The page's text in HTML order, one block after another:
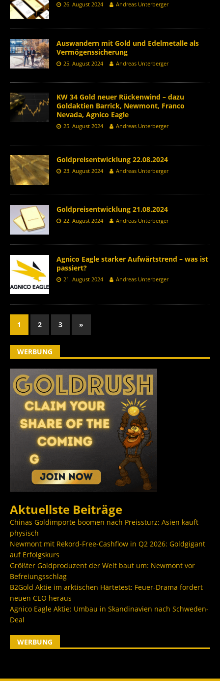
26. August 2024 Andreas Unterberger
Auswandern mit Gold und Edelmetalle als
Vermögenssicherung
25. August 2024 Andreas Unterberger
KW 34 Gold neuer Rückenwind – dazu
Goldaktien Barrick, Newmont, Franco
Nevada, Agnico Eagle
25. August 2024 Andreas Unterberger
Goldpreisentwicklung 22.08.2024
23. August 2024 Andreas Unterberger
Goldpreisentwicklung 21.08.2024
22. August 2024 Andreas Unterberger
Agnico Eagle starker Aufwärtstrend – was ist
passiert?
21. August 2024 Andreas Unterberger
1 2 3 »
WERBUNG
Aktuellste Beiträge
Chinas Goldimporte boomen nach Preissturz: Asien kauft
physisch
Newmont mit Rekord-Free-Cashflow in Q2 2026: Goldgigant
auf Erfolgskurs
Größter Goldproduzent der Welt baut um: Newmont vor
Befreiungsschlag
B2Gold Aktie im arktischen Härtetest: Feuer-Drama fordert
neuen CEO heraus
Agnico Eagle Aktie: Umbau in Skandinavien nach Schweden-
Deal
WERBUNG